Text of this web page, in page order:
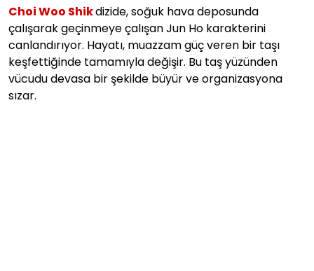
Choi Woo Shikdizide, soğuk hava deposunda
çalışarak geçinmeye çalışan Jun Ho karakterini
canlandırıyor. Hayatı, muazzam güç veren bir taşı
keşfettiğinde tamamıyla değişir. Bu taş yüzünden
vücudu devasa bir şekilde büyür ve organizasyona
sızar.